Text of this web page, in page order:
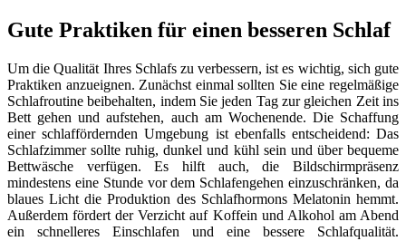
Gute Praktiken für einen besseren Schlaf
Um die Qualität Ihres Schlafs zu verbessern, ist es wichtig, sich gute
Praktiken anzueignen. Zunächst einmal sollten Sie eine regelmäßige
Schlafroutine beibehalten, indem Sie jeden Tag zur gleichen Zeit ins
Bett gehen und aufstehen, auch am Wochenende. Die Schaffung
einer schlaffördernden Umgebung ist ebenfalls entscheidend: Das
Schlafzimmer sollte ruhig, dunkel und kühl sein und über bequeme
Bettwäsche verfügen. Es hilft auch, die Bildschirmpräsenz
mindestens eine Stunde vor dem Schlafengehen einzuschränken, da
blaues Licht die Produktion des Schlafhormons Melatonin hemmt.
Außerdem fördert der Verzicht auf Koffein und Alkohol am Abend
ein schnelleres Einschlafen und eine bessere Schlafqualität.